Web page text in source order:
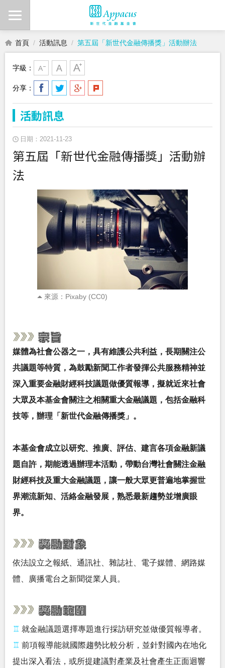
首頁 活動訊息 第五屆「新世代金融傳播獎」活動辦法
字級：
分享：
活動訊息
日期：2021-11-23
第五屆「新世代金融傳播獎」活動辦
法
來源：Pixaby (CC0)
媒體為社會公器之一，具有維護公共利益，長期關注公
共議題等特質，為鼓勵新聞工作者發揮公共服務精神並
深入重要金融財經科技議題做優質報導，擬就近來社會
大眾及本基金會關注之相關重大金融議題，包括金融科
技等，辦理「新世代金融傳播獎」。
本基金會成立以研究、推廣、評估、建言各項金融新議
題自許，期能透過辦理本活動，帶動台灣社會關注金融
財經科技及重大金融議題，讓一般大眾更普遍地掌握世
界潮流新知、活絡金融發展，熟悉最新趨勢並增廣眼
界。
依法設立之報紙、通訊社、雜誌社、電子媒體、網路媒
體、廣播電台之新聞從業人員。
♖ 就金融議題選擇專題進行採訪研究並做優質報導者。
♖ 前項報導能就國際趨勢比較分析，並針對國內在地化
提出深入看法，或所提建議對產業及社會產生正面迴響